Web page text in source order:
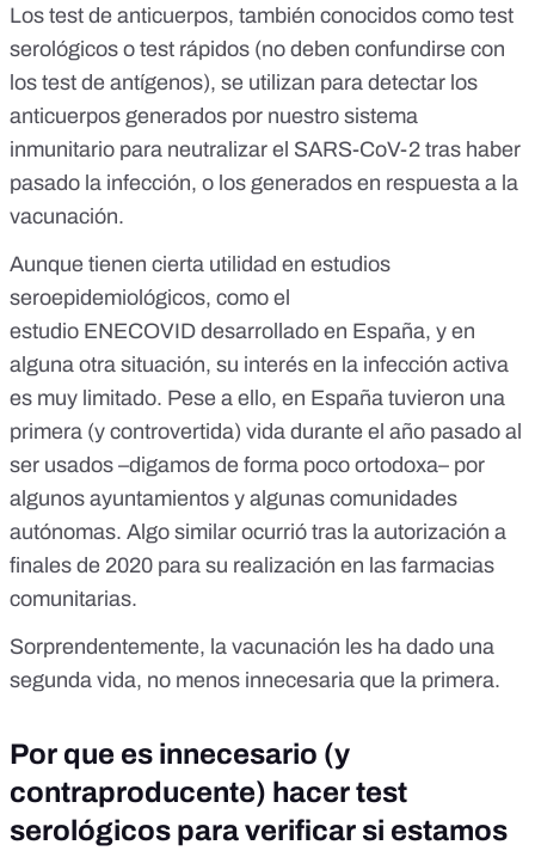
Los test de anticuerpos, también conocidos como test
serológicos o test rápidos (no deben confundirse con
los test de antígenos), se utilizan para detectar los
anticuerpos generados por nuestro sistema
inmunitario para neutralizar el SARS-CoV-2 tras haber
pasado la infección, o los generados en respuesta a la
vacunación.
Aunque tienen cierta utilidad en estudios
seroepidemiológicos, como el
estudio ENECOVID desarrollado en España, y en
alguna otra situación, su interés en la infección activa
es muy limitado. Pese a ello, en España tuvieron una
primera (y controvertida) vida durante el año pasado al
ser usados –digamos de forma poco ortodoxa– por
algunos ayuntamientos y algunas comunidades
autónomas. Algo similar ocurrió tras la autorización a
finales de 2020 para su realización en las farmacias
comunitarias.
Sorprendentemente, la vacunación les ha dado una
segunda vida, no menos innecesaria que la primera.
Por que es innecesario (y
contraproducente) hacer test
serológicos para verificar si estamos